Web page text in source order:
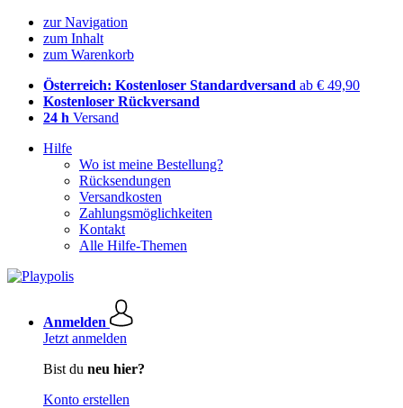
zur Navigation
zum Inhalt
zum Warenkorb
Österreich: Kostenloser Standardversand ab € 49,90
Kostenloser Rückversand
24 h Versand
Hilfe
Wo ist meine Bestellung?
Rücksendungen
Versandkosten
Zahlungsmöglichkeiten
Kontakt
Alle Hilfe-Themen
Anmelden
Jetzt anmelden
Bist du neu hier?
Konto erstellen